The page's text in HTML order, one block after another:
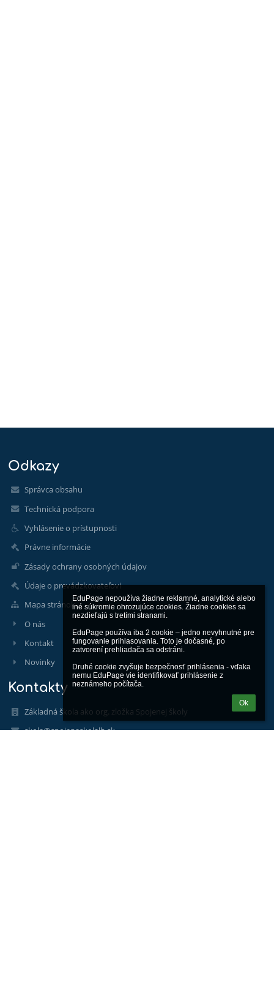
EduPage nepoužíva žiadne reklamné, analytické alebo
iné súkromie ohrozujúce cookies. Žiadne cookies sa
nezdieľajú s tretími stranami.
EduPage používa iba 2 cookie – jedno nevyhnutné pre
fungovanie prihlasovania. Toto je dočasné, po
zatvorení prehliadača sa odstráni.
Druhé cookie zvyšuje bezpečnosť prihlásenia - vďaka
nemu EduPage vie identifikovať prihlásenie z
neznámeho počítača.
Ok
Odkazy
Správca obsahu
Technická podpora
Vyhlásenie o prístupnosti
Právne informácie
Zásady ochrany osobných údajov
Údaje o prevádzkovateľovi
Mapa stránok
O nás
Kontakt
Novinky
Kontakty
Základná škola ako org. zložka Spojenej školy
skola@spojenaskolalh.sk